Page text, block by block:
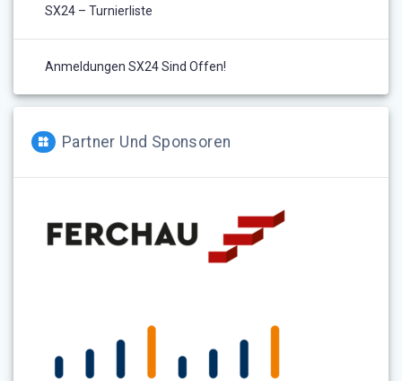
SX24 – Turnierliste
Anmeldungen SX24 Sind Offen!
Partner Und Sponsoren